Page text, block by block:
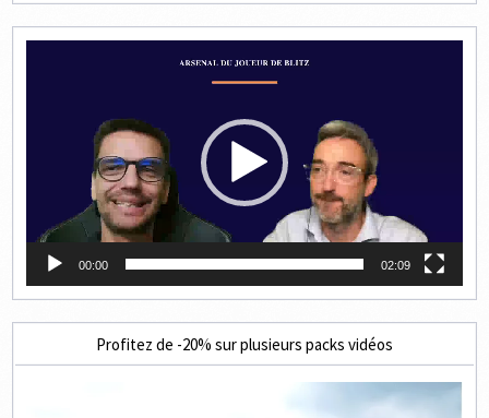
00:00 02:09
Profitez de -20% sur plusieurs packs vidéos